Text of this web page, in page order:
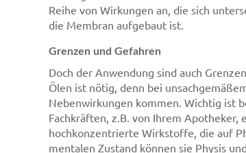
Reihe von Wirkungen an, die sich
die Membran aufgebaut ist.
Grenzen und Gefahren
Doch der Anwendung sind auch
Ölen ist nötig, denn bei
Nebenwirkungen kommen. Wichtig ist
Fachkräften, z.B. von Ihrem
hochkonzentrierte Wirkstoffe, die auf
mentalen Zustand können sie Physis